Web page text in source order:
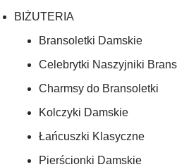
BIŻUTERIA
Bransoletki Damskie
Celebrytki Naszyjniki
Charmsy do Bransoletki
Kolczyki Damskie
Łańcuszki Klasyczne
Pierścionki Damskie